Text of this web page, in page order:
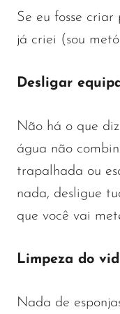
Se eu fosse
já criei (sou
Desligar
Não há o que
água não
trapalhada ou
nada, desligue
que você vai
Limpeza do
Nada de